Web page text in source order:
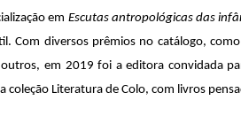
em Escutas antropológicas das
Com diversos prêmios no catálogo,
em 2019 foi a editora convidada
coleção Literatura de Colo, com livros